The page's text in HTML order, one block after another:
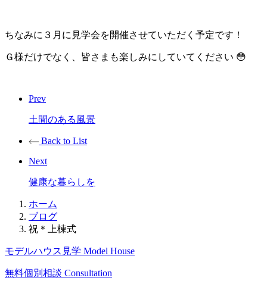
ちなみに３月に見学会を開催させていただく予定です！
Ｇ様だけでなく、皆さまも楽しみにしていてください 😳
Prev
土間のある風景
Back to List
Next
健康な暮らしを
ホーム
ブログ
祝＊上棟式
モデルハウス見学 Model House
無料個別相談 Consultation